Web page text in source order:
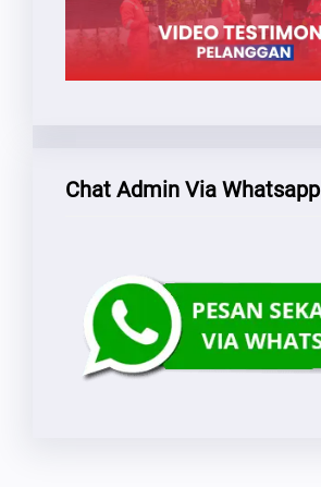
Chat Admin Via Whatsapp